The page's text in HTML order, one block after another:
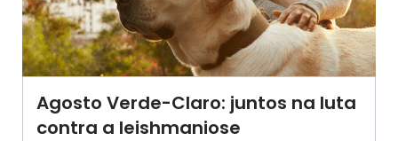
Agosto Verde-Claro: juntos na luta
contra a leishmaniose